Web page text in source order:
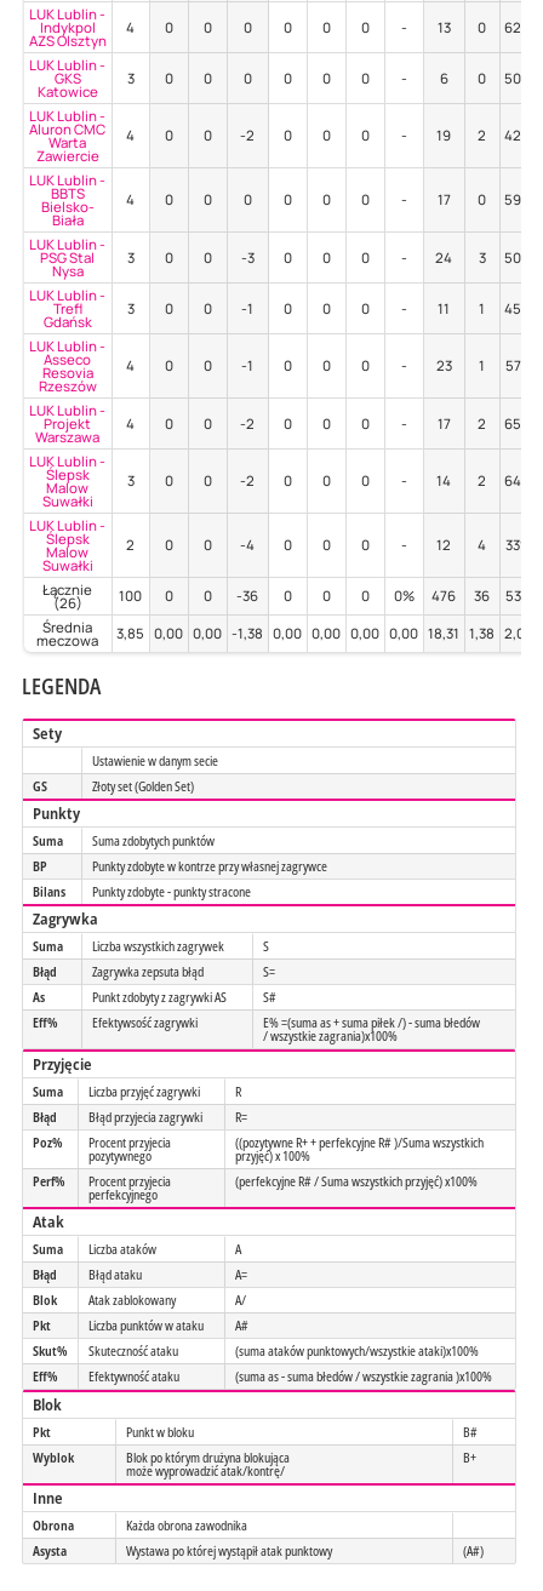
LUK Lublin -
Indykpol
AZS Olsztyn
4 0 0 0 0 0 0 - 13 0 62%
LUK Lublin -
GKS
Katowice
3 0 0 0 0 0 0 - 6 0 50%
LUK Lublin -
Aluron CMC
Warta
Zawiercie
4 0 0 -2 0 0 0 - 19 2 42%
LUK Lublin -
BBTS
Bielsko-
Biała
4 0 0 0 0 0 0 - 17 0 59%
LUK Lublin -
PSG Stal
Nysa
3 0 0 -3 0 0 0 - 24 3 50%
LUK Lublin -
Trefl
Gdańsk
3 0 0 -1 0 0 0 - 11 1 45%
LUK Lublin -
Asseco
Resovia
Rzeszów
4 0 0 -1 0 0 0 - 23 1 57%
LUK Lublin -
Projekt
Warszawa
4 0 0 -2 0 0 0 - 17 2 65%
LUK Lublin -
Ślepsk
Malow
Suwałki
3 0 0 -2 0 0 0 - 14 2 64%
LUK Lublin -
Ślepsk
Malow
Suwałki
2 0 0 -4 0 0 0 - 12 4 33%
Łącznie
(26) 100 0 0 -36 0 0 0 0% 476 36
53%
Średnia
meczowa 3,85 0,00 0,00 -1,38 0,00 0,00 0,00 0,00 18,31 1,38 2,04
LEGENDA
Sety
Ustawienie w danym secie
GS
Złoty set (Golden Set)
Punkty
Suma
Suma zdobytych punktów
BP
Punkty zdobyte w kontrze przy własnej zagrywce
Bilans
Punkty zdobyte - punkty stracone
Zagrywka
Suma Liczba wszystkich zagrywek
S
Błąd
Zagrywka zepsuta błąd
S=
As
Punkt zdobyty z zagrywki AS
S#
Eff%
Efektywsość zagrywki E% =(suma as + suma piłek /) - suma błedów
/ wszystkie zagrania)x100%
Przyjęcie
Suma Liczba przyjęć zagrywki
R
Błąd
Błąd przyjecia zagrywki
R=
Poz%
Procent przyjecia
pozytywnego
((pozytywne R+ + perfekcyjne R# )/Suma wszystkich
przyjęć) x 100%
Perf%
Procent przyjecia
perfekcyjnego
(perfekcyjne R# / Suma wszystkich przyjęć) x100%
Atak
Suma Liczba ataków
A
Błąd
Błąd ataku
A=
Blok
Atak zablokowany
A/
Pkt
Liczba punktów w ataku
A#
Skut%
Skuteczność ataku
(suma ataków punktowych/wszystkie ataki)x100%
Eff%
Efektywność ataku (suma as - suma błedów / wszystkie zagrania )x100%
Blok
Pkt Punkt w bloku
B#
Wyblok
Blok po którym drużyna blokująca
może wyprowadzić atak/kontrę/
B+
Inne
Obrona
Każda obrona zawodnika
Asysta
Wystawa po której wystąpił atak punktowy (A#)